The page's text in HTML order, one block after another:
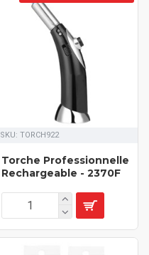
SKU: TORCH922
Torche Professionnelle
Rechargeable - 2370F